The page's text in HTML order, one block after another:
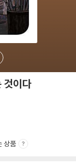
것이다
상품